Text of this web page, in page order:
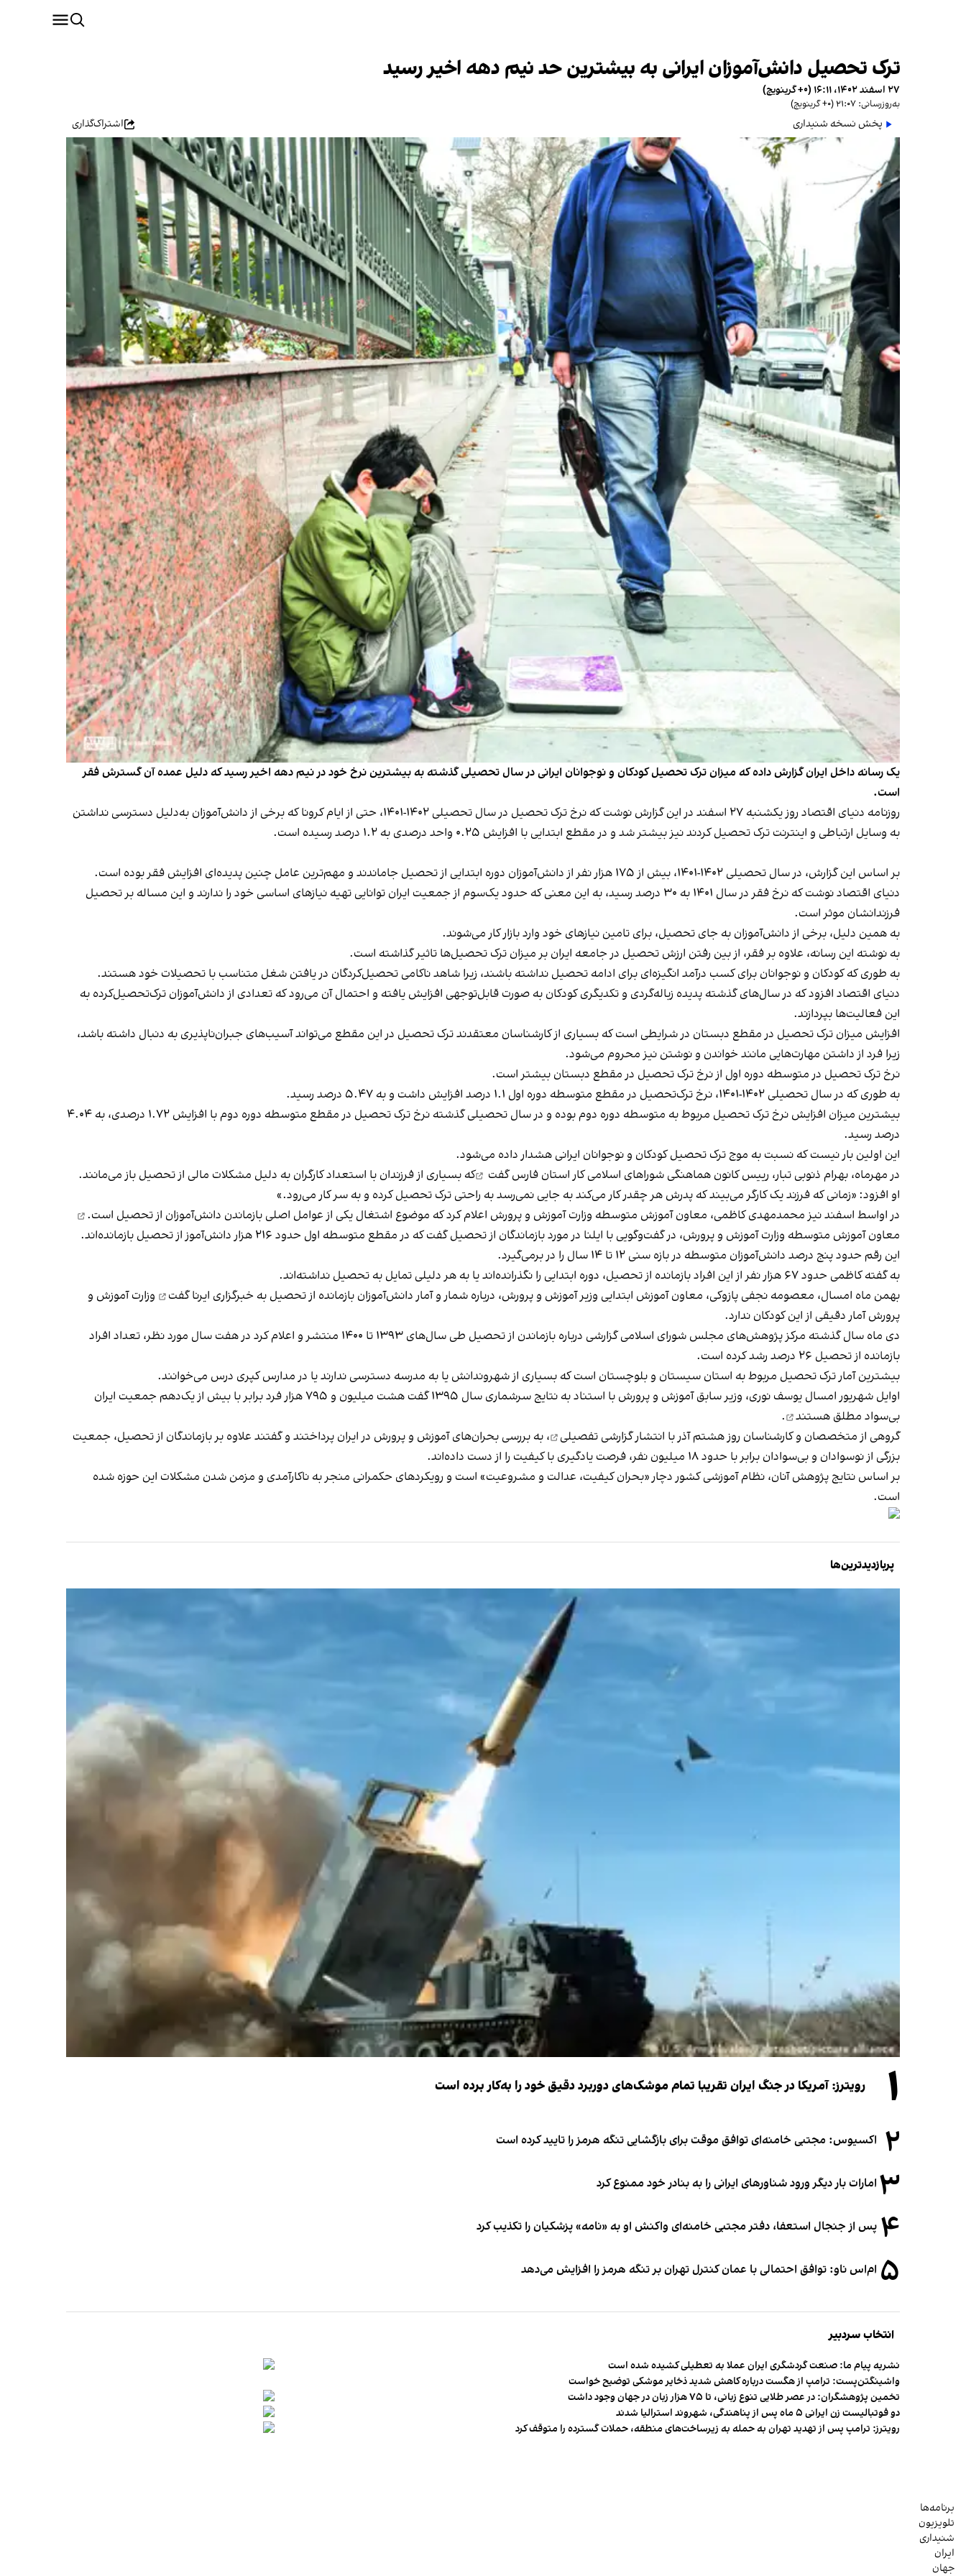
ترک تحصیل دانش‌آموزان ایرانی به بیشترین حد نیم دهه اخیر رسید
۲۷ اسفند ۱۴۰۲، ۱۶:۱۱ (‎+۰ گرینویچ)
به‌روزرسانی: ۲۱:۰۷ (‎+۰ گرینویچ)
پخش نسخه شنیداری اشتراک‌گذاری
یک رسانه داخل ایران گزارش داده که میزان ترک تحصیل کودکان و نوجوانان ایرانی در سال تحصیلی گذشته به بیشترین نرخ خود در نیم دهه اخیر رسید که دلیل عمده آن گسترش فقر
است.
روزنامه دنیای اقتصاد روز یکشنبه ۲۷ اسفند در این گزارش نوشت
که نرخ ترک تحصیل در سال تحصیلی ۱۴۰۲-۱۴۰۱، حتی از ایام کرونا که برخی از دانش‌آموزان به‌دلیل دسترسی نداشتن
به وسایل ارتباطی و اینترنت ترک تحصیل کردند نیز بیشتر شد و در مقطع ابتدایی با افزایش ۰.۲۵ واحد درصدی به ۱.۲ درصد رسیده است.
بر اساس این گزارش، در سال تحصیلی ۱۴۰۲-۱۴۰۱، بیش از ۱۷۵ هزار نفر از دانش‌آموزان دوره ابتدایی از تحصیل جاماندند و مهم‌ترین عامل چنین پدیده‌ای افزایش فقر بوده است.
دنیای اقتصاد نوشت که نرخ فقر در سال ۱۴۰۱ به ۳۰ درصد رسید، به این معنی که حدود یک‌سوم از جمعیت ایران توانایی تهیه نیازهای اساسی خود را ندارند و این مساله بر تحصیل
فرزندانشان موثر است.
به همین دلیل، برخی از دانش‌آموزان به جای تحصیل، برای تامین نیازهای خود وارد بازار کار می‌شوند.
به نوشته این رسانه، علاوه بر فقر، از بین رفتن ارزش تحصیل در جامعه ایران بر میزان ترک تحصیل‌ها تاثیر گذاشته است.
به طوری که کودکان و نوجوانان برای کسب درآمد انگیزه‌ای برای ادامه تحصیل نداشته باشند، زیرا شاهد ناکامی تحصیل‌کردگان در یافتن شغل متناسب با تحصیلات خود هستند.
دنیای اقتصاد افزود که در سال‌های گذشته پدیده زباله‌گردی و تکدیگری کودکان به صورت قابل‌توجهی افزایش یافته و احتمال آن می‌رود که تعدادی از دانش‌آموزان ترک‌تحصیل‌کرده به
این فعالیت‌ها بپردازند.
افزایش میزان ترک تحصیل در مقطع دبستان در شرایطی است که بسیاری از کارشناسان معتقدند ترک تحصیل در این مقطع می‌تواند آسیب‌های جبران‌ناپذیری به دنبال داشته باشد،
زیرا فرد از داشتن مهارت‌هایی مانند خواندن و نوشتن نیز محروم می‌شود.
نرخ ترک تحصیل در متوسطه دوره اول از نرخ ترک تحصیل در مقطع دبستان بیشتر است.
به طوری که در سال تحصیلی ۱۴۰۲-۱۴۰۱، نرخ ترک‌تحصیل در مقطع متوسطه دوره اول ۱.۱ درصد افزایش داشت و به ۵.۴۷ درصد رسید.
بیشترین میزان افزایش نرخ ترک‌ تحصیل مربوط به متوسطه دوره دوم بوده و در سال تحصیلی گذشته نرخ ترک ‌تحصیل در مقطع متوسطه دوره دوم با افزایش ۱.۷۲ درصدی، به ۴.۰۴
درصد رسید.
این اولین بار نیست که نسبت به موج ترک تحصیل کودکان و نوجوانان ایرانی هشدار داده می‌شود.
در مهرماه، بهرام ذنوبی تبار، رییس کانون هماهنگی شوراهای اسلامی کار استان فارس گفت
که بسیاری از فرزندان با استعداد کارگران به دلیل مشکلات مالی از تحصیل باز می‌مانند.
او افزود: «زمانی که فرزند یک کارگر می‌بیند که پدرش هر چقدر کار می‌کند به جایی نمی‌رسد به راحتی ترک تحصیل کرده و به سر کار می‌رود.»
در اواسط اسفند نیز محمدمهدی کاظمی، معاون آموزش متوسطه وزارت آموزش و پرورش اعلام کرد که موضوع اشتغال یکی از عوامل اصلی بازماندن دانش‌آموزان از تحصیل است.
معاون آموزش متوسطه وزارت آموزش و پرورش، درگفت‌وگویی با ایلنا در مورد بازماندگان از تحصیل گفت که در مقطع متوسطه اول حدود ۲۱۶ هزار دانش‌آموز از تحصیل بازمانده‌اند.
این رقم حدود پنج درصد دانش‌آموزان متوسطه در بازه سنی ۱۲ تا ۱۴ سال را در برمی‌گیرد.
به گفته کاظمی حدود ۶۷ هزار نفر از این افراد بازمانده از تحصیل، دوره ابتدایی را نگذرانده‌اند یا به هر دلیلی تمایل به تحصیل نداشته‌اند.
بهمن‌ ماه امسال، معصومه نجفی پازوکی، معاون آموزش ابتدایی وزیر آموزش و پرورش، درباره شمار و آمار دانش‌آموزان بازمانده از تحصیل به خبرگزاری ایرناگفت
وزارت آموزش و
پرورش آمار دقیقی از این کودکان ندارد.
دی ماه سال گذشته مرکز پژوهش‌های مجلس شورای اسلامی گزارشی درباره بازماندن از تحصیل طی سال‌های ۱۳۹۳ تا ۱۴۰۰ منتشر و اعلام کرد در هفت سال مورد نظر، تعداد افراد
بازمانده از تحصیل ۲۶ درصد رشد کرده است.
بیشترین آمار ترک تحصیل مربوط به استان سیستان و بلوچستان است که بسیاری از شهروندانش یا به مدرسه دسترسی ندارند یا در مدارس کپری درس می‌خوانند.
اوایل شهریور امسال یوسف نوری، وزیر سابق آموزش و پرورش با استناد به نتایج سرشماری سال ۱۳۹۵ گفت هشت میلیون و ۷۹۵ هزار فرد برابر با بیش از یک‌دهم جمعیت ایران
بی‌سواد مطلق هستند
.
گروهی از متخصصان و کارشناسان روز هشتم آذر با انتشار گزارشی تفصیلی
، به بررسی بحران‌های آموزش و پرورش در ایران پرداختند و گفتند علاوه بر بازماندگان از تحصیل، جمعیت
بزرگی از نوسوادان و بی‌سوادان برابر با حدود ۱۸ میلیون نفر، فرصت یادگیری با کیفیت را از دست داده‌اند.
بر اساس نتایج پژوهش آنان، نظام آموزشی کشور دچار «بحران کیفیت، ‌عدالت و مشروعیت» است و رویکردهای حکمرانی منجر به ناکارآمدی و مزمن شدن مشکلات این حوزه شده
است.
پربازدیدترین‌ها
۱ رویترز: آمریکا در جنگ ایران تقریبا تمام موشک‌های دوربرد دقیق خود را به‌کار برده است
۲ اکسیوس: مجتبی خامنه‌ای توافق موقت برای بازگشایی تنگه هرمز را تایید کرده است
۳ امارات بار دیگر ورود شناورهای ایرانی را به بنادر خود ممنوع کرد
۴ پس از جنجال استعفا، دفتر مجتبی خامنه‌ای واکنش او به «نامه» پزشکیان را تکذیب کرد
۵ ام‌اس ناو: توافق احتمالی با عمان کنترل تهران بر تنگه هرمز را افزایش می‌دهد
انتخاب سردبیر
نشریه پیام ما: صنعت گردشگری ایران عملا به تعطیلی کشیده شده است
واشینگتن‌پست: ترامپ از هگست درباره کاهش شدید ذخایر موشکی توضیح خواست
تخمین پژوهشگران: در عصر طلایی تنوع زبانی، تا ۷۵ هزار زبان در جهان وجود داشت
دو فوتبالیست زن ایرانی ۵ ماه پس از پناهندگی، شهروند استرالیا شدند
رویترز: ترامپ پس از تهدید تهران به حمله به زیرساخت‌های منطقه، حملات گسترده را متوقف کرد
برنامه‌ها
تلویزیون
شنیداری
ایران
جهان